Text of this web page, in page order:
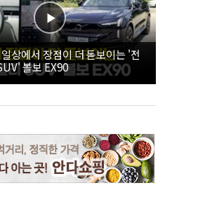
상에서 장점이 더 돋보이는 '전
볼보 EX90